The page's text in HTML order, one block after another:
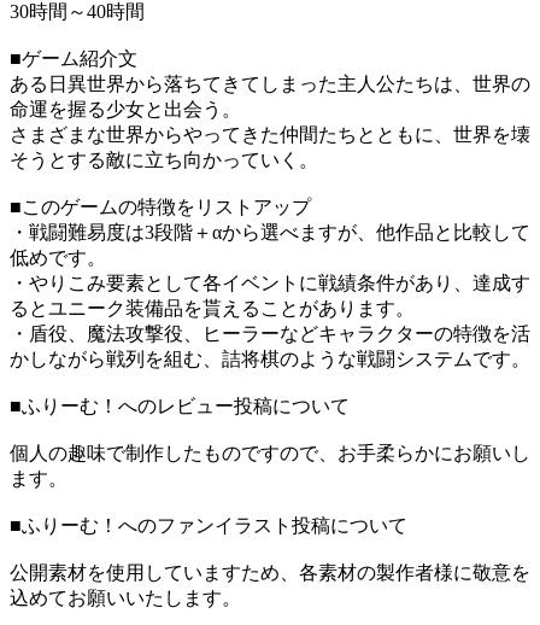
30時間～40時間
■ゲーム紹介文
ある日異世界から落ちてきてしまった主人公たちは、世界の
命運を握る少女と出会う。
さまざまな世界からやってきた仲間たちとともに、世界を壊
そうとする敵に立ち向かっていく。
■このゲームの特徴をリストアップ
・戦闘難易度は3段階＋αから選べますが、他作品と比較して
低めです。
・やりこみ要素として各イベントに戦績条件があり、達成す
るとユニーク装備品を貰えることがあります。
・盾役、魔法攻撃役、ヒーラーなどキャラクターの特徴を活
かしながら戦列を組む、詰将棋のような戦闘システムです。
■ふりーむ！へのレビュー投稿について
個人の趣味で制作したものですので、お手柔らかにお願いし
ます。
■ふりーむ！へのファンイラスト投稿について
公開素材を使用していますため、各素材の製作者様に敬意を
込めてお願いいたします。